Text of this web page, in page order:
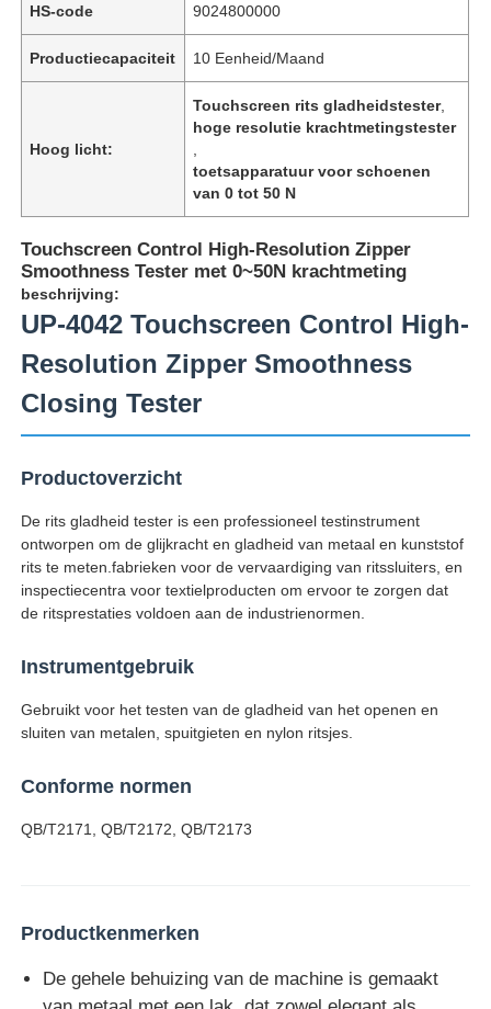
Thuis
Producten
Over ons
Fabrieksreis
Contacteer ons
Vraag een offerte aan
Milieutestkamer
Universele testmachine
HS-code 9024800000
Productiecapaciteit 10 Eenheid/Maand
Hoog licht:
Touchscreen rits gladheidstester,
hoge resolutie krachtmetingstester
toetsapparatuur voor schoenen
van 0 tot 50 N
Touchscreen Control High-Resolution Zipper
Smoothness Tester met 0~50N krachtmeting
beschrijving:
UP-4042 Touchscreen Control High-
Resolution Zipper Smoothness
Closing Tester
Productoverzicht
De rits gladheid tester is een professioneel testinstrument
ontworpen om de glijkracht en gladheid van metaal en kunststof
rits te meten.fabrieken voor de vervaardiging van ritssluiters, en
inspectiecentra voor textielproducten om ervoor te zorgen dat
de ritsprestaties voldoen aan de industrienormen.
Instrumentgebruik
Gebruikt voor het testen van de gladheid van het openen en
sluiten van metalen, spuitgieten en nylon ritsjes.
Conforme normen
QB/T2171, QB/T2172, QB/T2173
Productkenmerken
De gehele behuizing van de machine is gemaakt